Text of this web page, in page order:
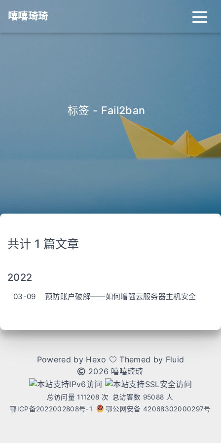
嘻嘻琦琦
标签 - Fail2ban
共计 1 篇文章
2022
03-09 预防账户破解——如何增强云服务器主机安全
Powered by Hexo Themed by Fluid
2026 嘻嘻琦琦
总访问量111208 次 总访客数 95088 人
鄂ICP备2022002808号-1
鄂公网安备 42068302000297号